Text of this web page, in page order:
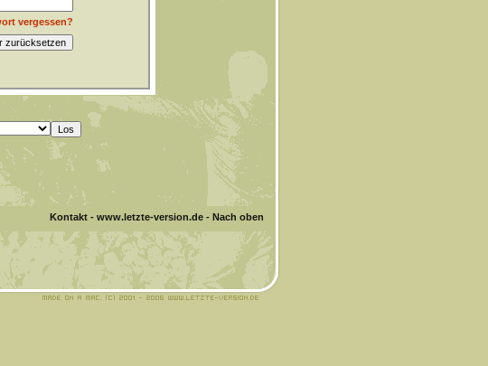
vergessen?
Kontakt- www.letzte-version.de- Nach oben